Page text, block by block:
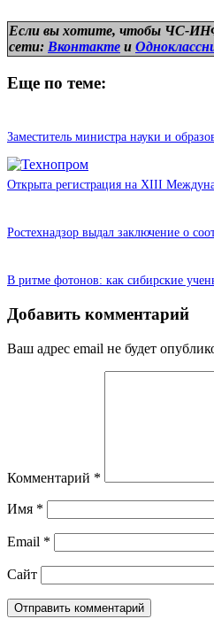
Если вы хотите, чтобы ЧС-
сети: Вконтакте и
Еще по теме:
Заместитель министра науки и
Открыта регистрация на XIII
Ростехнадзор выдал заключение о
В ритме фотонов: как сибирские
Добавить комментарий
Ваш адрес email не будет
Комментарий *
Имя *
Email *
Сайт